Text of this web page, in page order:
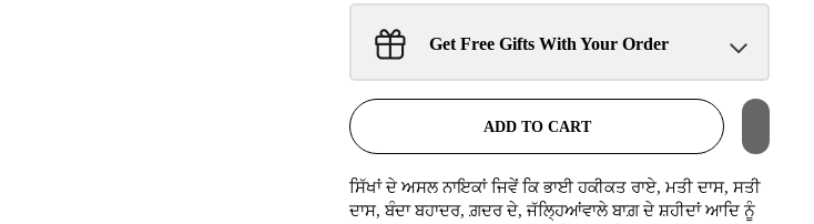
Sant Jarnail Singh Ji- Tote
Bag
Claim
Get Free Gifts With Your Order
ADD TO CART
ਸਿੱਖਾਂ ਦੇ ਅਸਲ ਨਾਇਕਾਂ ਜਿਵੇਂ ਕਿ ਭਾਈ ਹਕੀਕਤ ਰਾਏ, ਮਤੀ ਦਾਸ, ਸਤੀ
ਦਾਸ, ਬੰਦਾ ਬਹਾਦਰ, ਗ਼ਦਰ ਦੇ, ਜੱਲ੍ਹਿਆਂਵਾਲੇ ਬਾਗ਼ ਦੇ ਸ਼ਹੀਦਾਂ ਆਦਿ ਨੂੰ